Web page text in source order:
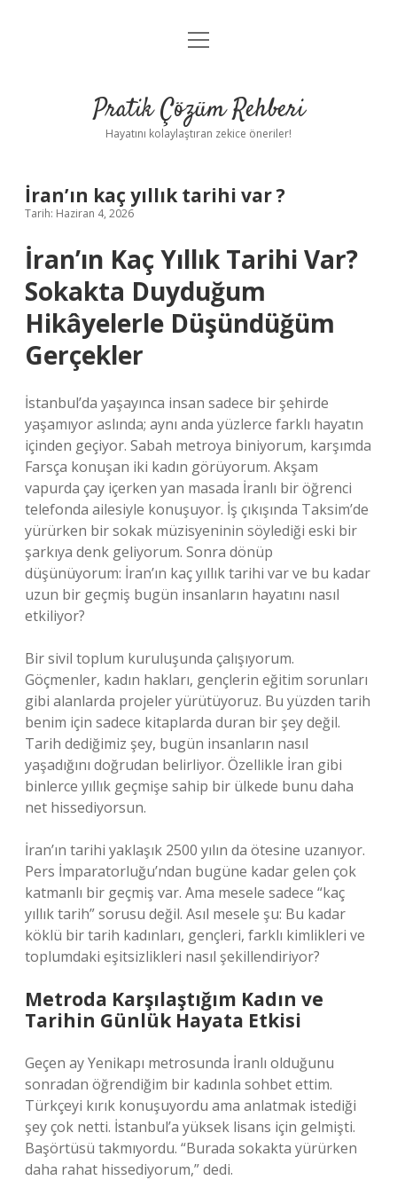
Anasayfa
Yasal Uyarı
menüyü
Pratik Çözüm Rehberi
Hayatını kolaylaştıran zekice öneriler!
İran’ın kaç yıllık tarihi var ?
Tarih: Haziran 4, 2026
İran’ın Kaç Yıllık Tarihi Var?
Sokakta Duyduğum
Hikâyelerle Düşündüğüm
Gerçekler
İstanbul’da yaşayınca insan sadece bir şehirde
yaşamıyor aslında; aynı anda yüzlerce farklı hayatın
içinden geçiyor. Sabah metroya biniyorum, karşımda
Farsça konuşan iki kadın görüyorum. Akşam
vapurda çay içerken yan masada İranlı bir öğrenci
telefonda ailesiyle konuşuyor. İş çıkışında Taksim’de
yürürken bir sokak müzisyeninin söylediği eski bir
şarkıya denk geliyorum. Sonra dönüp
düşünüyorum: İran’ın kaç yıllık tarihi var ve bu kadar
uzun bir geçmiş bugün insanların hayatını nasıl
etkiliyor?
Bir sivil toplum kuruluşunda çalışıyorum.
Göçmenler, kadın hakları, gençlerin eğitim sorunları
gibi alanlarda projeler yürütüyoruz. Bu yüzden tarih
benim için sadece kitaplarda duran bir şey değil.
Tarih dediğimiz şey, bugün insanların nasıl
yaşadığını doğrudan belirliyor. Özellikle İran gibi
binlerce yıllık geçmişe sahip bir ülkede bunu daha
net hissediyorsun.
İran’ın tarihi yaklaşık 2500 yılın da ötesine uzanıyor.
Pers İmparatorluğu’ndan bugüne kadar gelen çok
katmanlı bir geçmiş var. Ama mesele sadece “kaç
yıllık tarih” sorusu değil. Asıl mesele şu: Bu kadar
köklü bir tarih kadınları, gençleri, farklı kimlikleri ve
toplumdaki eşitsizlikleri nasıl şekillendiriyor?
Metroda Karşılaştığım Kadın ve
Tarihin Günlük Hayata Etkisi
Geçen ay Yenikapı metrosunda İranlı olduğunu
sonradan öğrendiğim bir kadınla sohbet ettim.
Türkçeyi kırık konuşuyordu ama anlatmak istediği
şey çok netti. İstanbul’a yüksek lisans için gelmişti.
Başörtüsü takmıyordu. “Burada sokakta yürürken
daha rahat hissediyorum,” dedi.